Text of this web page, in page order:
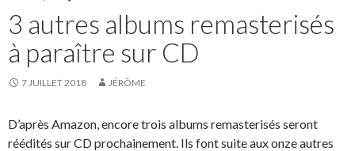
3 autres albums remasterisés
à paraître sur CD
7 JUILLET 2018 JÉRÔME
D’après Amazon, encore trois albums remasterisés seront
réédités sur CD prochainement. Ils font suite aux onze autres